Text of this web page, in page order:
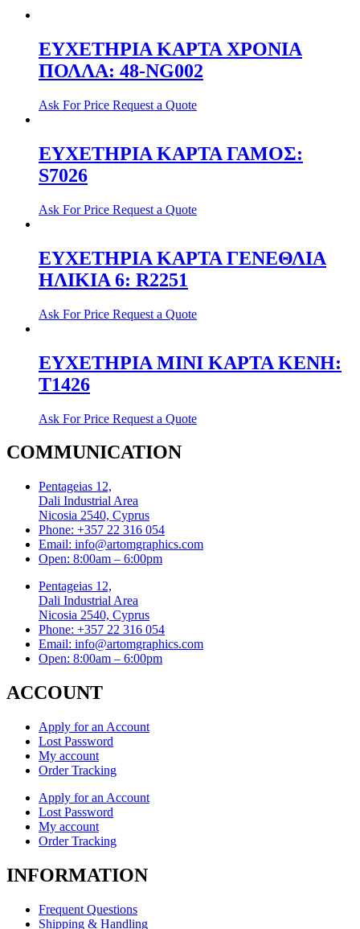
ΕΥΧΕΤΗΡΙΑ ΚΑΡΤΑ ΧΡΟΝΙΑ
ΠΟΛΛΑ: 48-NG002
Ask For Price Request a Quote
ΕΥΧΕΤΗΡΙΑ ΚΑΡΤΑ ΓΑΜΟΣ:
S7026
Ask For Price Request a Quote
ΕΥΧΕΤΗΡΙΑ ΚΑΡΤΑ ΓΕΝΕΘΛΙΑ
ΗΛΙΚΙΑ 6: R2251
Ask For Price Request a Quote
ΕΥΧΕΤΗΡΙΑ ΜΙΝΙ ΚΑΡΤΑ ΚΕΝΗ:
T1426
Ask For Price Request a Quote
COMMUNICATION
Pentageias 12,
Dali Industrial Area
Nicosia 2540, Cyprus
Phone: +357 22 316 054
Email: info@artomgraphics.com
Open: 8:00am – 6:00pm
Pentageias 12,
Dali Industrial Area
Nicosia 2540, Cyprus
Phone: +357 22 316 054
Email: info@artomgraphics.com
Open: 8:00am – 6:00pm
ACCOUNT
Apply for an Account
Lost Password
My account
Order Tracking
Apply for an Account
Lost Password
My account
Order Tracking
INFORMATION
Frequent Questions
Shipping & Handling